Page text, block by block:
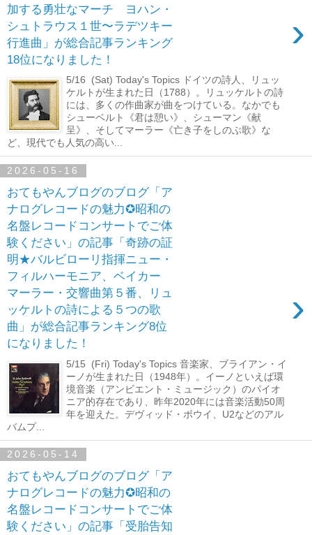
加する勇壮なマーチ ヨハン・
シュトラウス１世〜ラデツキー
行進曲」が総合記事ランキング
18位になりました！
›
5/16 (Sat) Today's Topics ドイツの詩人、リュッ
ケルトが生まれた日（1788）。リュッケルトの詩
には、多くの作曲家が曲をつけている。なかでも
シューベルト《君は憩い》、シューマン《献
呈》、そしてマーラー《亡き子をしのぶ歌》な
ど、現代でも人気の高い...
2026-05-16
おてもやんブログのブログ「ア
ナログレコードの魅力✪昭和の
名盤レコードコンサートでご体
験ください」の記事「奇跡の証
明★バルビローリ指揮ニュー・
フィルハーモニア、ベイカー
マーラー・交響曲第５番、リュ
ッケルトの詩による５つの歌
曲」が総合記事ランキング8位
になりました！
›
5/15 (Fri) Today's Topics 音楽家、ブライアン・イ
ーノが生まれた日（1948年）。イーノといえば環
境音楽（アンビエント・ミュージック）のパイオ
ニア的存在であり、昨年2020年には音楽活動50周
年を迎えた。デヴィッド・ボウイ、U2などのアル
バムプ...
2026-05-14
おてもやんブログのブログ「ア
ナログレコードの魅力✪昭和の
名盤レコードコンサートでご体
験ください」の記事「受胎告知